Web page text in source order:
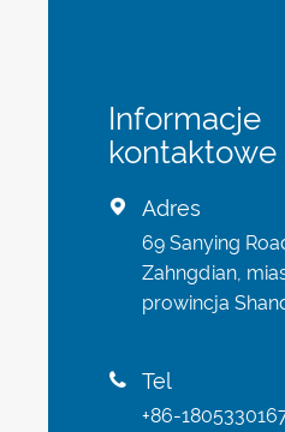
Informacje
kontaktowe
 Adres
69 Sanying
Zahngdian,
prowincja
 Tel
+86-